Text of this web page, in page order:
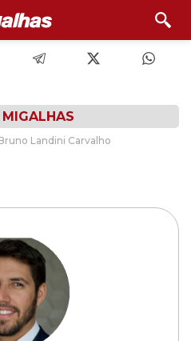
Landini Carvalho